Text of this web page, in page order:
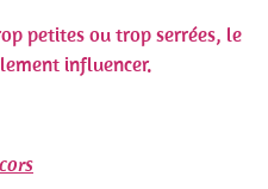
petites ou trop serrées, le
influencer.